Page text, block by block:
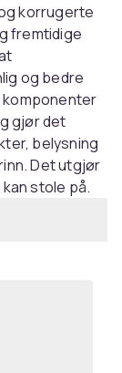
korrugerte
fremtidige
og bedre
komponenter
gjør det
belysning
Det utgjør
stole på.